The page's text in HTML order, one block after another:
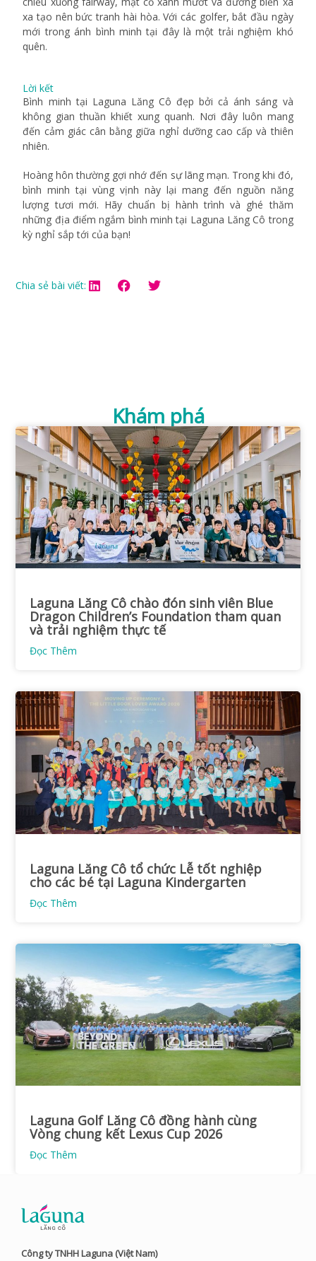
xa tạo nên bức tranh hài hòa. Với các golfer, bắt đầu ngày
mới trong ánh bình minh tại đây là một trải nghiệm khó
quên.
Lời kết
Bình minh tại Laguna Lăng Cô đẹp bởi cả ánh sáng và
không gian thuần khiết xung quanh. Nơi đây luôn mang
đến cảm giác cân bằng giữa nghỉ dưỡng cao cấp và thiên
nhiên.
Hoàng hôn thường gợi nhớ đến sự lãng mạn. Trong khi đó,
bình minh tại vùng vịnh này lại mang đến nguồn năng
lượng tươi mới. Hãy chuẩn bị hành trình và ghé thăm
những địa điểm ngắm bình minh tại Laguna Lăng Cô trong
kỳ nghỉ sắp tới của bạn!
Chia sẻ bài viết:
Khám phá
Laguna Lăng Cô chào đón sinh viên Blue
Dragon Children’s Foundation tham quan
và trải nghiệm thực tế
Đọc Thêm
Laguna Lăng Cô tổ chức Lễ tốt nghiệp
cho các bé tại Laguna Kindergarten
Đọc Thêm
Laguna Golf Lăng Cô đồng hành cùng
Vòng chung kết Lexus Cup 2026
Đọc Thêm
Công ty TNHH Laguna (Việt Nam)